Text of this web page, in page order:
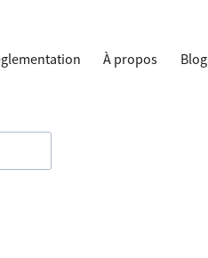
À propos Blog